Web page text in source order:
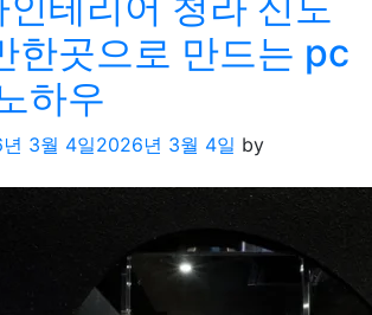
한곳으로 만드는 pc
하우
3월 4일2026년 3월 4일 by